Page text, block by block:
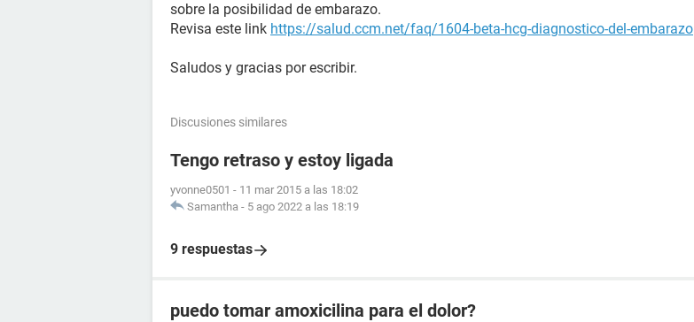
sobre la posibilidad de embarazo.
Revisa este link https://salud.ccm.net/faq/1604-beta-hcg-diagnostico-del-embarazo
Saludos y gracias por escribir.
Discusiones similares
Tengo retraso y estoy ligada
yvonne0501 - 11 mar 2015 a las 18:02
Samantha - 5 ago 2022 a las 18:19
9 respuestas
puedo tomar amoxicilina para el dolor?